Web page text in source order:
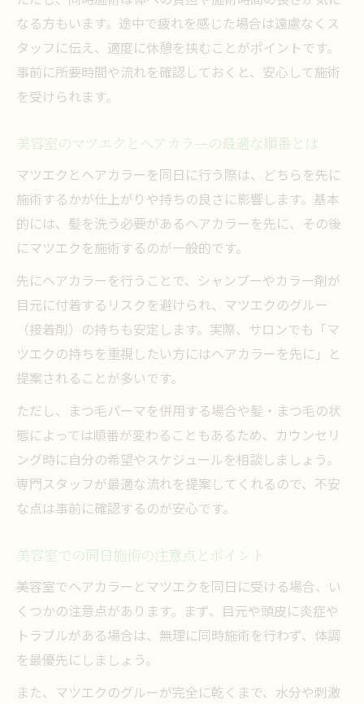
なる方もいます。途中で疲れを感じた場合は遠慮なくス
タッフに伝え、適度に休憩を挟むことがポイントです。
事前に所要時間や流れを確認しておくと、安心して施術
を受けられます。
美容室のマツエクとヘアカラーの最適な順番とは
マツエクとヘアカラーを同日に行う際は、どちらを先に
施術するかが仕上がりや持ちの良さに影響します。基本
的には、髪を洗う必要があるヘアカラーを先に、その後
にマツエクを施術するのが一般的です。
先にヘアカラーを行うことで、シャンプーやカラー剤が
目元に付着するリスクを避けられ、マツエクのグルー
（接着剤）の持ちも安定します。実際、サロンでも「マ
ツエクの持ちを重視したい方にはヘアカラーを先に」と
提案されることが多いです。
ただし、まつ毛パーマを併用する場合や髪・まつ毛の状
態によっては順番が変わることもあるため、カウンセリ
ング時に自分の希望やスケジュールを相談しましょう。
専門スタッフが最適な流れを提案してくれるので、不安
な点は事前に確認するのが安心です。
美容室での同日施術の注意点とポイント
美容室でヘアカラーとマツエクを同日に受ける場合、い
くつかの注意点があります。まず、目元や頭皮に炎症や
トラブルがある場合は、無理に同時施術を行わず、体調
を最優先にしましょう。
また、マツエクのグルーが完全に乾くまで、水分や刺激